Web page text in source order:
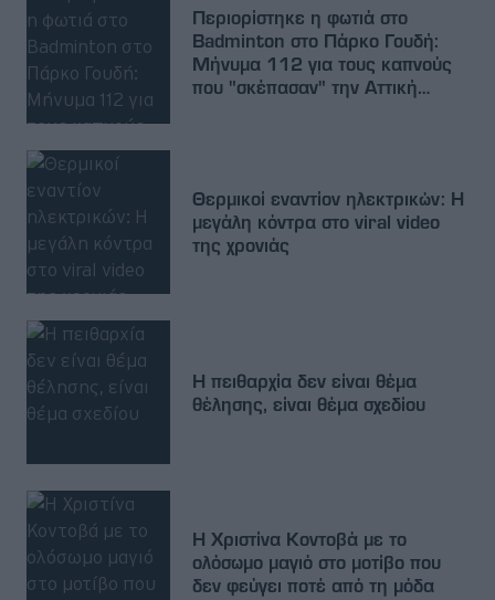
Περιορίστηκε η φωτιά στο
Badminton στο Πάρκο Γουδή:
Μήνυμα 112 για τους καπνούς
που "σκέπασαν" την Αττική
Θερμικοί εναντίον ηλεκτρικών: Η
μεγάλη κόντρα στο viral video
της χρονιάς
Η πειθαρχία δεν είναι θέμα
θέλησης, είναι θέμα σχεδίου
Η Χριστίνα Κοντοβά με το
ολόσωμο μαγιό στο μοτίβο που
δεν φεύγει ποτέ από τη μόδα